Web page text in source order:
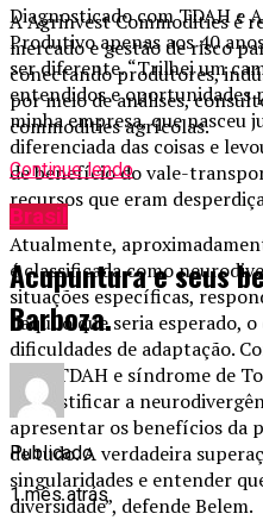
Diagnosticado com TDAH e
Produtivo apenas aos 40
ser diferente. “Trilhei um
entendidos e oportunidades
minha empresa, que nasceu
diferenciada das coisas e
de benefício do vale-
recursos que eram
Atualmente,
é classificada como
situações específicas,
daquilo que seria esperado,
dificuldades de adaptação.
TEA, TDAH e síndrome de
desmistificar a
apresentar os benefícios da
de tudo. A verdadeira
singularidades e entender
diversidade”, defende Belem.
A Agrinvest Commodities é
mercado e gestão de risco
conectando produtores,
por meio de análises,
commodities agrícolas.
Continue lendo
Brasil
Acupuntura e seus
Barboza.
Publicado
1 mês atrás